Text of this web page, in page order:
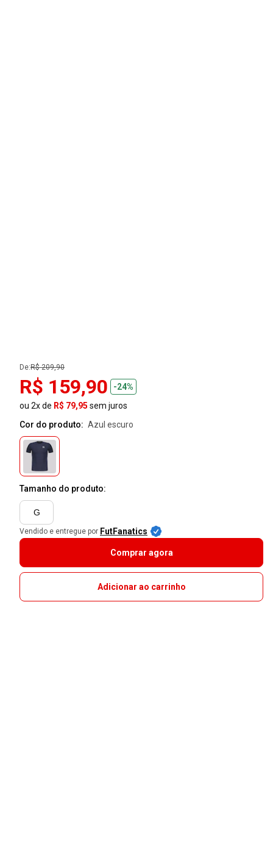
De:R$ 209,90
R$ 159,90
-24%
ou 2x de R$ 79,95 sem juros
Cor do produto:
azul escuro
Tamanho do produto:
G
Vendido e entregue por FutFanatics
Comprar agora
Adicionar ao carrinho